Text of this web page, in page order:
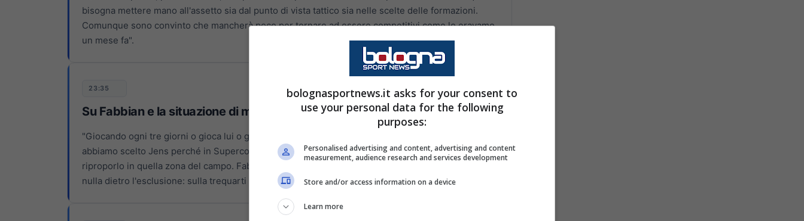
bisogna mettere mano all'assetto sia dal punto di vista tattico sia nelle scelte delle formazioni.
Comunque sono convinto che mancherà poco per tornare ad essere competitivi come lo eravamo
un mese fa".
23:35
Su Fabbian e la situazione di mercato
"Giocando ogni tre giorni o gioca lui o gioca Odgaard, non è una questione di bocciatura. Oggi
abbiamo scelto Jens perché in Supercoppa aveva fatto una grandissima partita e volevamo
riproporlo in quella zona del campo. Fabbian è in grande crescita e veniva da un gol, ma non c'è
nulla dietro l'esclusione: sulla trequarti o scegliamo l'uno o l'altro".
bolognasportnews.it asks for your consent to
use your personal data for the following
purposes:
Personalised advertising and content, advertising and content
measurement, audience research and services development
Store and/or access information on a device
Learn more